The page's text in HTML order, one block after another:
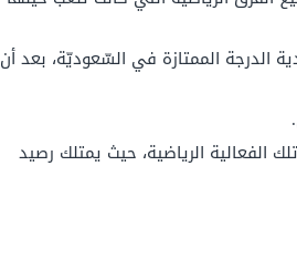
لأندية الدرجة الممتازة في السّعوديّة، بعد أن
الفعالية الرياضية، حيث يمتلك رصيد